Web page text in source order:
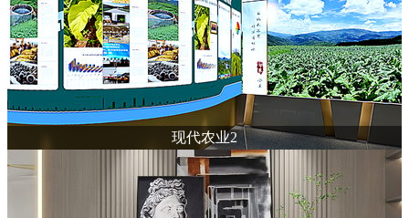
现代农业2